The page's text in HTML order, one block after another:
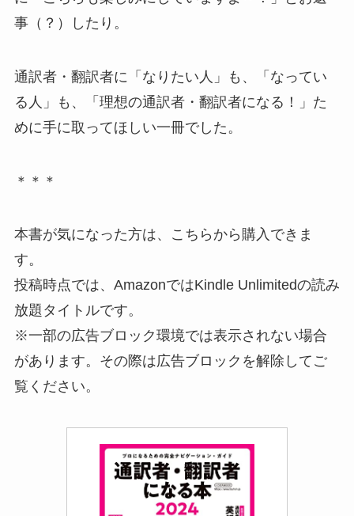
事（？）したり。
通訳者・翻訳者に「なりたい人」も、「なってい
る人」も、「理想の通訳者・翻訳者になる！」た
めに手に取ってほしい一冊でした。
＊＊＊
本書が気になった方は、こちらから購入できま
す。
投稿時点では、AmazonではKindle Unlimitedの読み
放題タイトルです。
※一部の広告ブロック環境では表示されない場合
があります。その際は広告ブロックを解除してご
覧ください。